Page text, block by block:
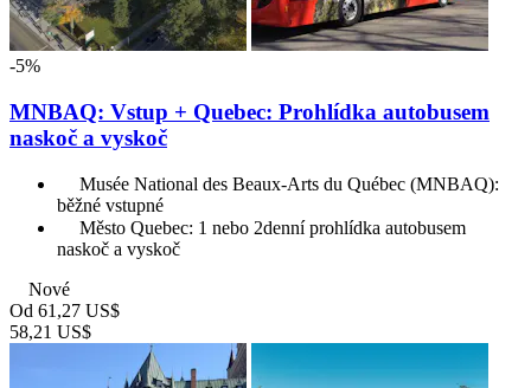
-5%
MNBAQ: Vstup + Quebec: Prohlídka autobusem
naskoč a vyskoč
Musée National des Beaux-Arts du Québec (MNBAQ):
běžné vstupné
Město Quebec: 1 nebo 2denní prohlídka autobusem
naskoč a vyskoč
Nové
Od 61,27 US$
58,21 US$